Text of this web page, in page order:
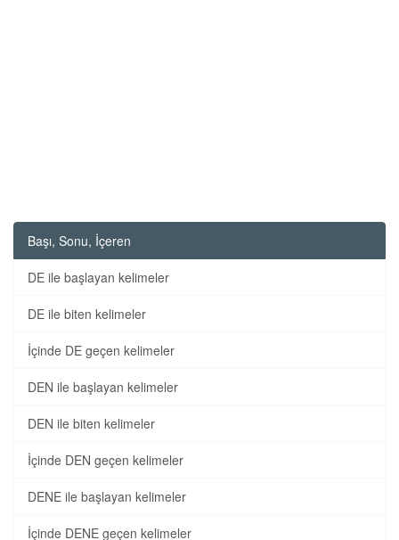
Başı, Sonu, İçeren
DE ile başlayan kelimeler
DE ile biten kelimeler
İçinde DE geçen kelimeler
DEN ile başlayan kelimeler
DEN ile biten kelimeler
İçinde DEN geçen kelimeler
DENE ile başlayan kelimeler
İçinde DENE geçen kelimeler